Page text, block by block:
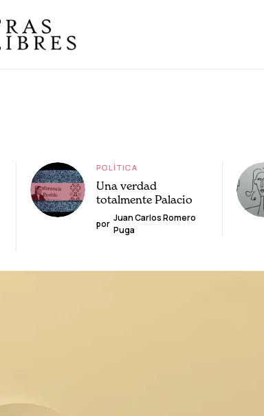
POLÍTICA
Una verdad
totalmente Palacio
por
Juan Carlos Romero
Puga